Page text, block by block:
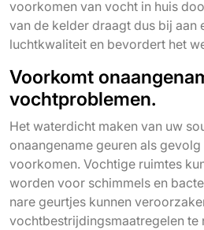
voorkomen van vocht in huis
van de kelder draagt dus bij aan
luchtkwaliteit en bevordert het
Voorkomt
vochtproblemen.
Het waterdicht maken van uw
onaangename geuren als
voorkomen. Vochtige ruimtes
worden voor schimmels en
nare geurtjes kunnen
vochtbestrijdingsmaatregelen te